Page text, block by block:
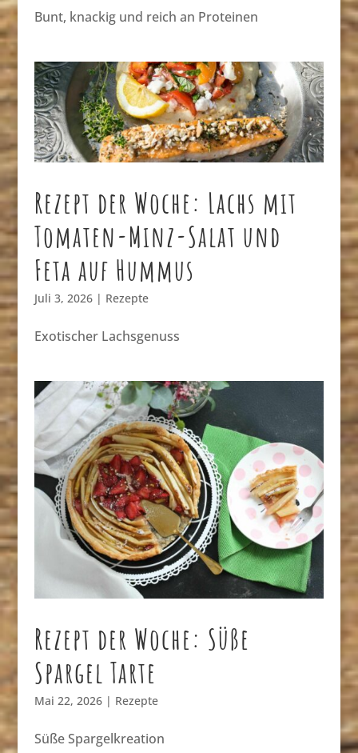
Bunt, knackig und reich an Proteinen
Rezept der Woche: Lachs mit
Tomaten-Minz-Salat und
Feta auf Hummus
Juli 3, 2026| Rezepte
Exotischer Lachsgenuss
Rezept der Woche: Süße
Spargel Tarte
Mai 22, 2026| Rezepte
Süße Spargelkreation